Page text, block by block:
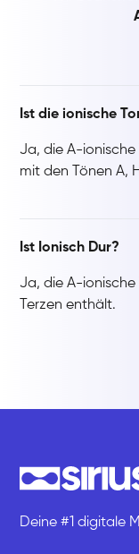
Ist die ionische
Ja, die A-
mit den Tönen A,
Ist Ionisch Dur?
Ja, die A-ionische
Terzen enthält.
Deine #1 digitale